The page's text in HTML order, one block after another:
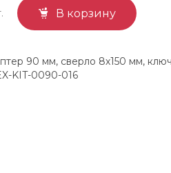
В корзину
90 мм, сверло 8х150 мм,
KIT-0090-016